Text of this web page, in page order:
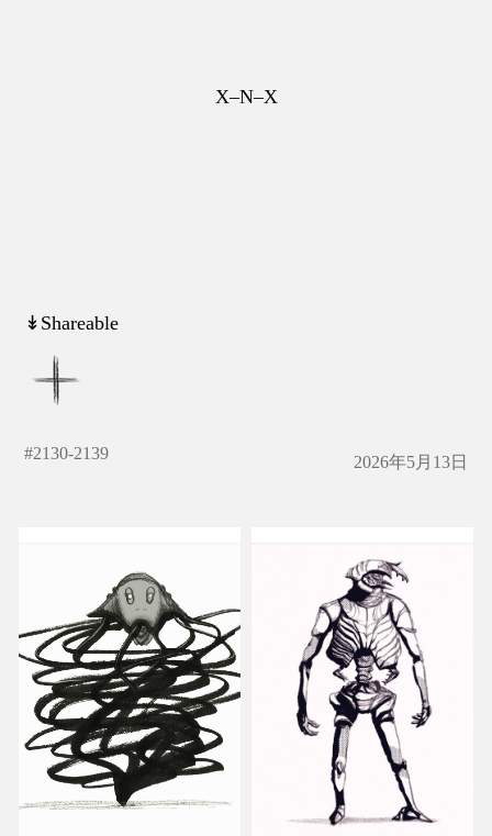
X–N–X
↡Shareable
#2130-2139 2026年5月13日